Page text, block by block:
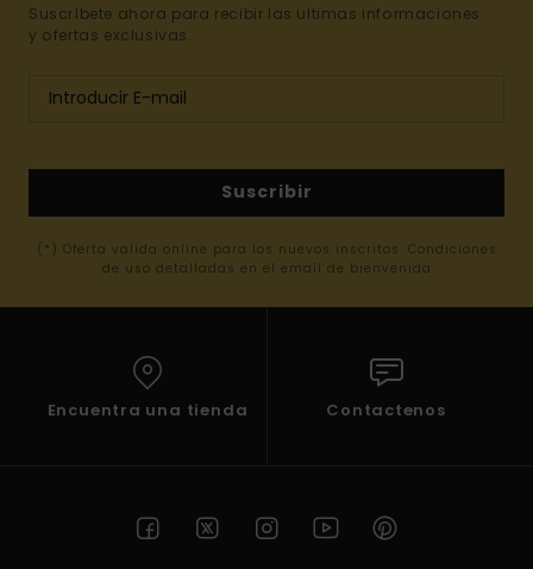
Suscríbete ahora para recibir las ultimas informaciones
y ofertas exclusivas.
Suscribir
(*) Oferta valida online para los nuevos inscritos. Condiciones
de uso detalladas en el email de bienvenida
Encuentra una tienda Contactenos